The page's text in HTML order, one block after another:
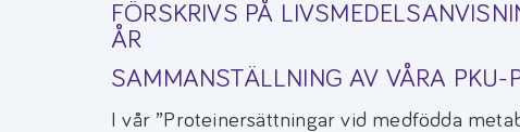
FÖRSKRIVS PÅ
ÅR
SAMMANSTÄLLNING AV VÅRA PKU-
I vår ”Proteinersättningar vid medfödda